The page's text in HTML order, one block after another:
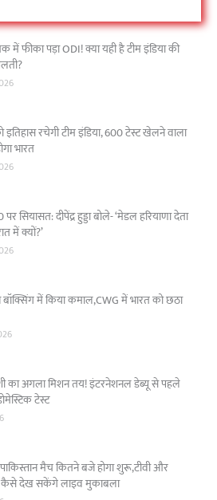
में फीका पड़ा ODI! क्या यही है टीम इंडिया की
इतिहास रचेगी टीम इंडिया, 600 टेस्ट खेलने वाला
भारत
सियासत: दीपेंद्र हुड्डा बोले- ‘मेडल हरियाणा देता
में क्यों?’
ने बॉक्सिंग में किया कमाल,CWG में भारत को छठा
का अगला मिशन तय! इंटरनेशनल डेब्यू से पहले
टेस्ट
मैच कितने बजे होगा शुरू,टीवी और
कैसे देख सकेंगे लाइव मुकाबला